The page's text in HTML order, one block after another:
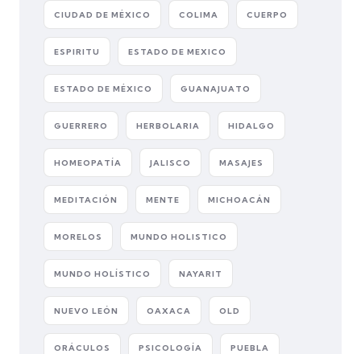
CIUDAD DE MÉXICO COLIMA CUERPO
ESPIRITU ESTADO DE MEXICO
ESTADO DE MÉXICO GUANAJUATO
GUERRERO HERBOLARIA HIDALGO
HOMEOPATÍA JALISCO MASAJES
MEDITACIÓN MENTE MICHOACÁN
MORELOS MUNDO HOLISTICO
MUNDO HOLÍSTICO NAYARIT
NUEVO LEÓN OAXACA OLD
ORÁCULOS PSICOLOGÍA PUEBLA